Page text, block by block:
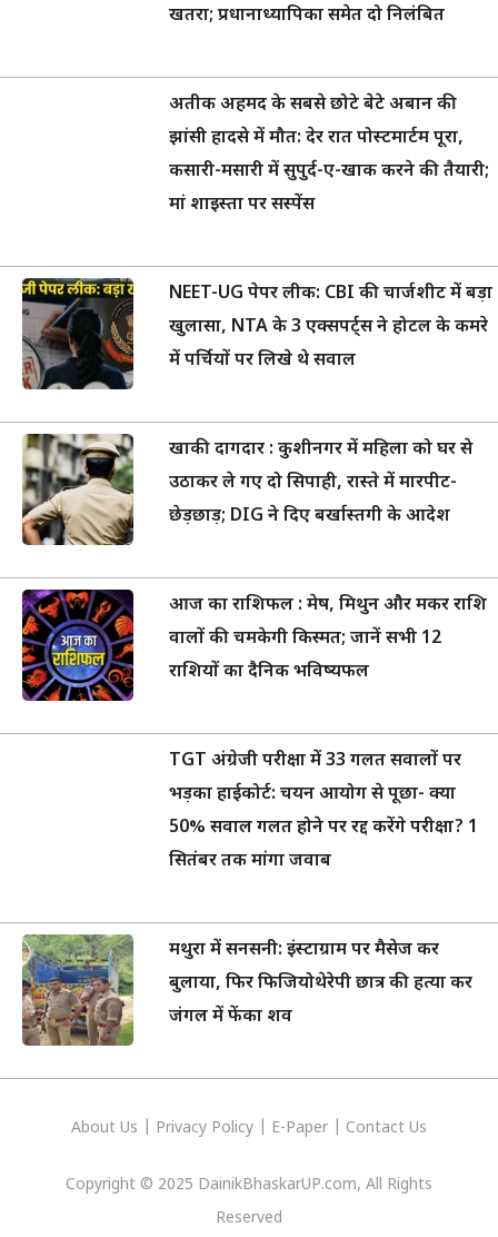
खतरा; प्रधानाध्यापिका समेत दो निलंबित
अतीक अहमद के सबसे छोटे बेटे अबान की
झांसी हादसे में मौत: देर रात पोस्टमार्टम पूरा,
कसारी-मसारी में सुपुर्द-ए-खाक करने की तैयारी;
मां शाइस्ता पर सस्पेंस
NEET-UG पेपर लीक: CBI की चार्जशीट में बड़ा
खुलासा, NTA के 3 एक्सपर्ट्स ने होटल के कमरे
में पर्चियों पर लिखे थे सवाल
खाकी दागदार : कुशीनगर में महिला को घर से
उठाकर ले गए दो सिपाही, रास्ते में मारपीट-
छेड़छाड़; DIG ने दिए बर्खास्तगी के आदेश
आज का राशिफल : मेष, मिथुन और मकर राशि
वालों की चमकेगी किस्मत; जानें सभी 12
राशियों का दैनिक भविष्यफल
TGT अंग्रेजी परीक्षा में 33 गलत सवालों पर
भड़का हाईकोर्ट: चयन आयोग से पूछा- क्या
50% सवाल गलत होने पर रद्द करेंगे परीक्षा? 1
सितंबर तक मांगा जवाब
मथुरा में सनसनी: इंस्टाग्राम पर मैसेज कर
बुलाया, फिर फिजियोथेरेपी छात्र की हत्या कर
जंगल में फेंका शव
About Us Privacy Policy E-Paper Contact Us
Copyright © 2025 DainikBhaskarUP.com, All Rights
Reserved